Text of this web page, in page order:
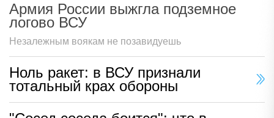
Армия России выжгла подземное
логово ВСУ
Незалежным воякам не позавидуешь
Ноль ракет: в ВСУ признали
тотальный крах обороны